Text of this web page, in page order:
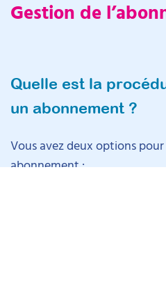
Gestion de
Quelle est la
un abonnement ?
Vous avez deux options
abonnement :